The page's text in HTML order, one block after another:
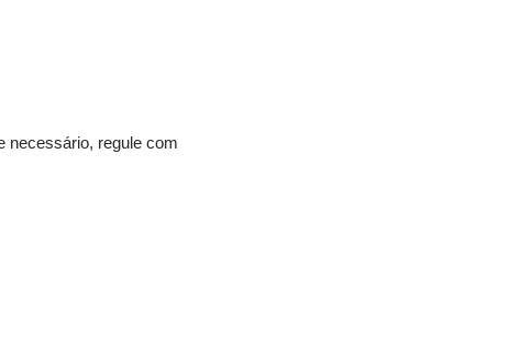
necessário, regule com